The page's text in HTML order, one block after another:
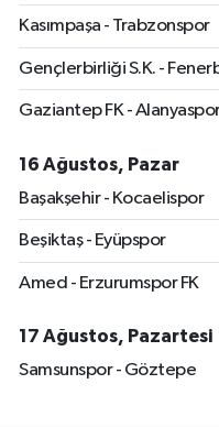
Kasımpaşa - Trabzonspor
Gençlerbirliği S.K. -
Gaziantep FK -
16 Ağustos, Pazar
Başakşehir - Kocaelispor
Beşiktaş - Eyüpspor
Amed - Erzurumspor FK
17 Ağustos, Pazartesi
Samsunspor - Göztepe